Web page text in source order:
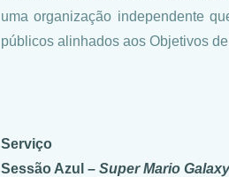
uma organização independente
públicos alinhados aos Objetivos
Serviço
Sessão Azul – Super Mario